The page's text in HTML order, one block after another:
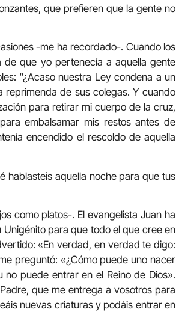
que prefieren que la gente no
-me ha recordado-. Cuando los
de que yo pertenecía a aquella gente
“¿Acaso nuestra Ley condena a un
reprimenda de sus colegas. Y cuando
para retirar mi cuerpo de la cruz,
embalsamar mis restos antes de
encendido el rescoldo de aquella
hablasteis aquella noche para que tus
como platos-. El evangelista Juan ha
para que todo el que cree en
«En verdad, en verdad te digo:
preguntó: «¿Cómo puede uno nacer
puede entrar en el Reino de Dios».
que me entrega a vosotros para
nuevas criaturas y podáis entrar en